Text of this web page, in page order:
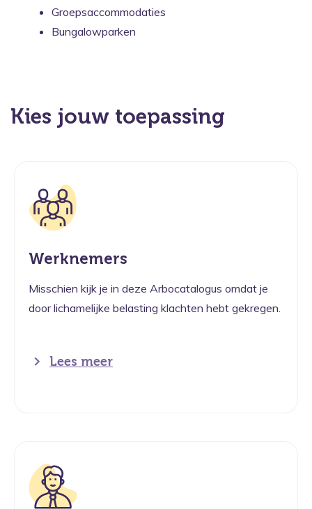
Groepsaccommodaties
Bungalowparken
Kies jouw toepassing
Werknemers
Misschien kijk je in deze Arbocatalogus omdat je
door lichamelijke belasting klachten hebt gekregen.
Lees meer